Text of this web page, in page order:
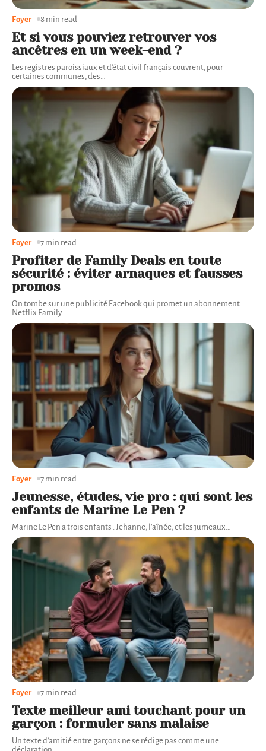
Et si vous pouviez retrouver vos
ancêtres en un week-end ?
Les registres paroissiaux et d'état civil français couvrent, pour
certaines communes, des
Foyer 8 min read
Profiter de Family Deals en toute
sécurité : éviter arnaques et fausses
promos
On tombe sur une publicité Facebook qui promet un abonnement
Netflix Family
Foyer 7 min read
Jeunesse, études, vie pro : qui sont les
enfants de Marine Le Pen ?
Marine Le Pen a trois enfants : Jehanne, l'aînée, et les jumeaux
Foyer 7 min read
Texte meilleur ami touchant pour un
garçon : formuler sans malaise
Un texte d'amitié entre garçons ne se rédige pas comme une
Foyer 7 min read